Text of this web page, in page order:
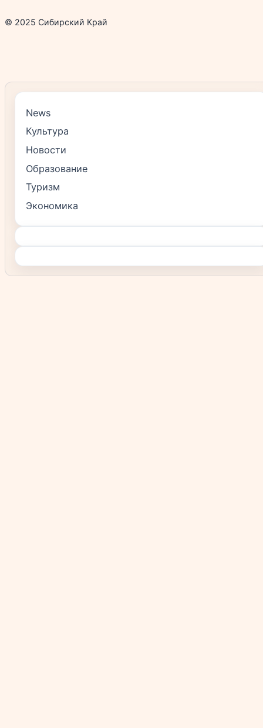
© 2025 Сибирский Край
News
Культура
Новости
Образование
Туризм
Экономика